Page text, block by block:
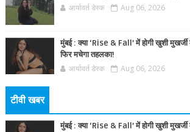
आर्यावर्त डेस्क Aug 06, 2026
मुंबई : क्या ‘Rise & Fall’ में होगी खुशी
फिर मचेगा तहलका!
आर्यावर्त डेस्क Aug 06, 2026
टीवी खबर
मुंबई : क्या ‘Rise & Fall’ में होगी खुशी